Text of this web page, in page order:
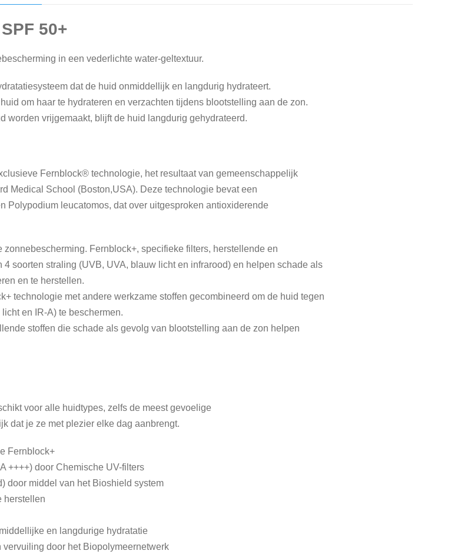
G
l
S
P
t
a
l
50+
in een vederlichte water-geltextuur.
dat de huid onmiddellijk en langdurig hydrateert.
om haar te hydrateren en verzachten tijdens blootstelling aan de zon.
worden vrijgemaakt, blijft de huid langdurig gehydrateerd.
Fernblock® technologie, het resultaat van gemeenschappelijk
Medical School (Boston,USA). Deze technologie bevat een
Polypodium leucatomos, dat over uitgesproken antioxiderende
Fernblock+, specifieke filters, herstellende en
soorten straling (UVB, UVA, blauw licht en infrarood) en helpen schade als
en te herstellen.
technologie met andere werkzame stoffen gecombineerd om de huid tegen
en IR-A) te beschermen.
stoffen die schade als gevolg van blootstelling aan de zon helpen
voor alle huidtypes, zelfs de meest gevoelige
dat je ze met plezier elke dag aanbrengt.
Fernblock+
++++) door Chemische UV-filters
door middel van het Bioshield system
herstellen
en langdurige hydratatie
door het Biopolymeernetwerk